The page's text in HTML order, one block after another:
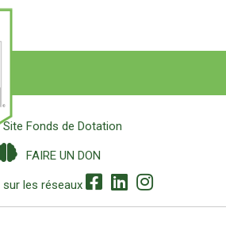
Site Fonds de Dotation
FAIRE UN DON
les réseaux